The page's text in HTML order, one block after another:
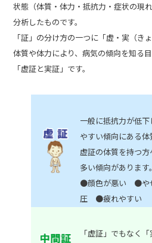
状態（体質・体力・抵抗力・症状の現
分析したものです。
「証」の分け方の一つに「虚・実（き
体質や体力により、病気の傾向を知る
「虚証と実証」です。
一般に抵抗力が低
やすい傾向にある体
虚証の体質を持つ
多い傾向があります。
●顔色が悪い ●や
圧 ●疲れやすい
「虚証」でもなく